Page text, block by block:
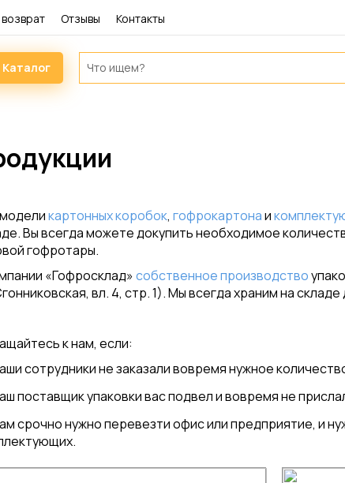
Отзывы Контакты
Каталог
картонных коробок, гофрокартонаи
Вы всегда можете докупить необходимое
гофротары.
«Гофросклад»собственное производство
вл. 4, стр. 1). Мы всегда храним на
к нам, если:
сотрудники не заказали вовремя нужное
поставщик упаковки вас подвел и вовремя не
срочно нужно перевезти офис или предприятие, и